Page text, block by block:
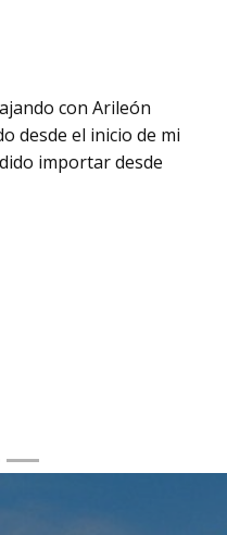
con Arileón
desde el inicio de mi
importar desde